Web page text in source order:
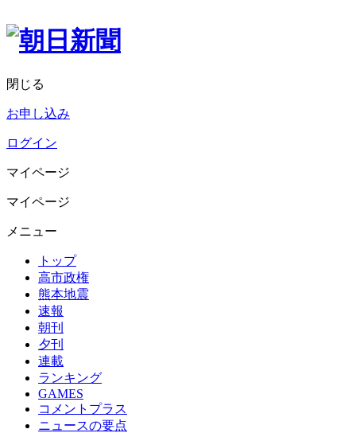
閉じる
お申し込み
ログイン
マイページ
マイページ
メニュー
トップ
高市政権
熊本地震
速報
朝刊
夕刊
連載
ランキング
GAMES
コメントプラス
ニュースの要点